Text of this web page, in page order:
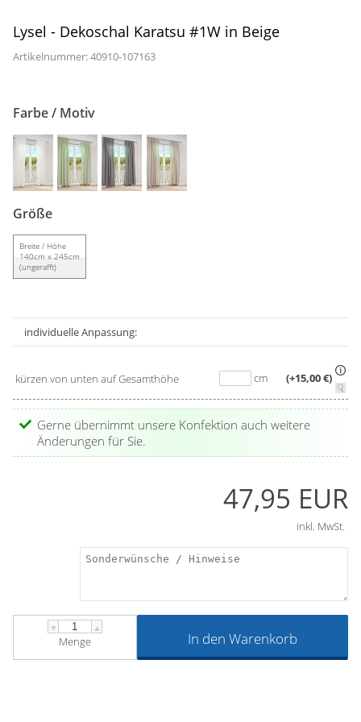
Lysel - Dekoschal Karatsu #1W in Beige
Artikelnummer: 40910-107163
Farbe / Motiv
Größe
Breite / Höhe
140cm x 245cm
(ungerafft)
individuelle Anpassung:
kürzen von unten auf Gesamthöhe cm (+15,00 €)
Gerne übernimmt unsere Konfektion auch weitere
Änderungen für Sie.
47,95 EUR
inkl. MwSt.
▼ ▲
Menge In den Warenkorb